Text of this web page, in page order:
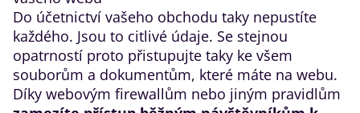
Do účetnictví vašeho obchodu taky nepustíte
každého. Jsou to citlivé údaje. Se stejnou
opatrností proto přistupujte taky ke všem
souborům a dokumentům, které máte na webu.
Díky webovým firewallům nebo jiným pravidlům